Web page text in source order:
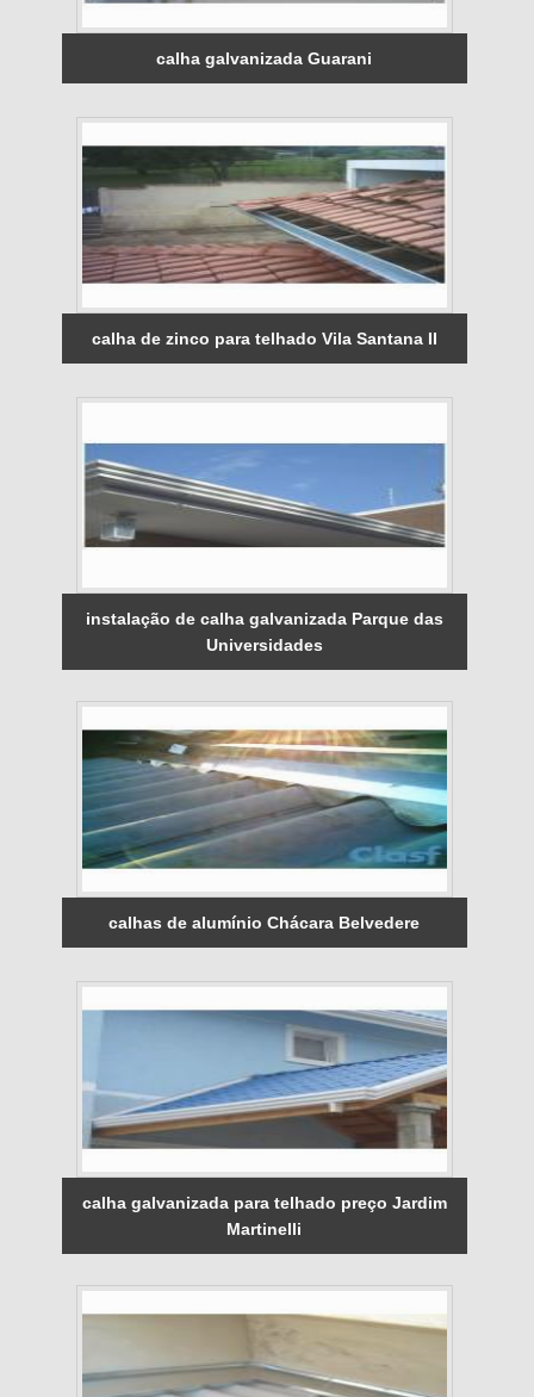
calha galvanizada Guarani
calha de zinco para telhado Vila Santana II
instalação de calha galvanizada Parque das
Universidades
calhas de alumínio Chácara Belvedere
calha galvanizada para telhado preço Jardim
Martinelli